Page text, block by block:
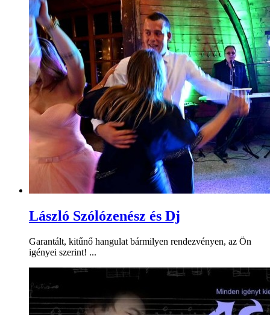
László Szólózenész és Dj
Garantált, kitűnő hangulat bármilyen rendezvényen, az Ön
igényei szerint! ...